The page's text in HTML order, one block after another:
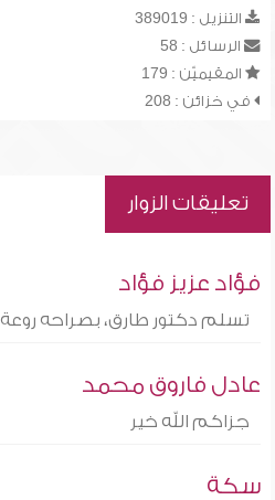
التنزيل : 389019
الرسائل : 58
المقيميّن : 179
في خزائن : 208
تعليقات الزوار
فؤاد عزيز فؤاد
تسلم دكتور طارق، بصراحه روعة
عادل فاروق محمد
جزاكم الله خير
سكة